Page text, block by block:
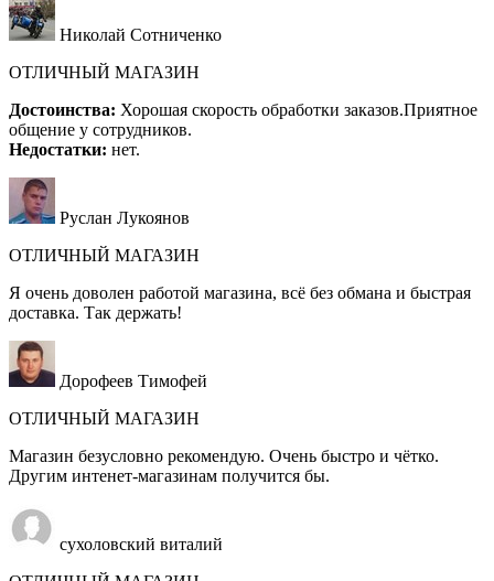
Николай Сотниченко
ОТЛИЧНЫЙ МАГАЗИН
Достоинства: Хорошая скорость обработки заказов.Приятное
общение у сотрудников.
Недостатки: нет.
Руслан Лукоянов
ОТЛИЧНЫЙ МАГАЗИН
Я очень доволен работой магазина, всё без обмана и быстрая
доставка. Так держать!
Дорофеев Тимофей
ОТЛИЧНЫЙ МАГАЗИН
Магазин безусловно рекомендую. Очень быстро и чётко.
Другим интенет-магазинам получится бы.
сухоловский виталий